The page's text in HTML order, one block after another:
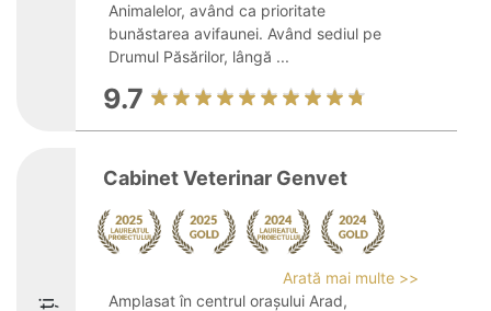
Animalelor, având ca prioritate
bunăstarea avifaunei. Având sediul pe
Drumul Păsărilor, lângă ...
9.7
Cabinet Veterinar Genvet
Arată mai multe >>
Amplasat în centrul orașului Arad,